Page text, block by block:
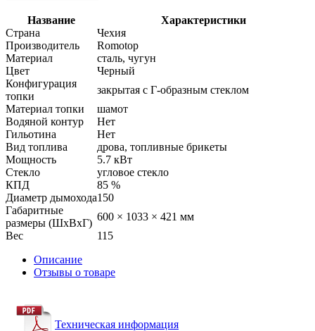
Название
Характеристики
Страна
Чехия
Производитель
Romotop
Материал
сталь, чугун
Цвет
Черный
Конфигурация
топки
закрытая с Г-образным стеклом
Материал топки
шамот
Водяной контур
Нет
Гильотина
Нет
Вид топлива
дрова, топливные брикеты
Мощность
5.7 кВт
Стекло
угловое стекло
КПД
85 %
Диаметр дымохода150
Габаритные
размеры (ШхВхГ)
600 × 1033 × 421 мм
Вес
115
Описание
Отзывы о товаре
Техническая информация